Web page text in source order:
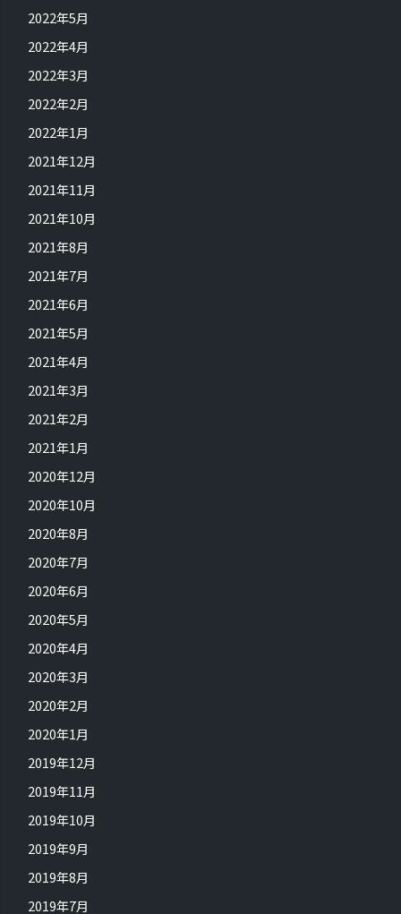
2022年5月
2022年4月
2022年3月
2022年2月
2022年1月
2021年12月
2021年11月
2021年10月
2021年8月
2021年7月
2021年6月
2021年5月
2021年4月
2021年3月
2021年2月
2021年1月
2020年12月
2020年10月
2020年8月
2020年7月
2020年6月
2020年5月
2020年4月
2020年3月
2020年2月
2020年1月
2019年12月
2019年11月
2019年10月
2019年9月
2019年8月
2019年7月